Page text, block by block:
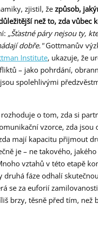
zjistil, že způsob,
než to, zda vůbec
„Šťastné páry nejsou ty,
dobře."Gottmanův
Institute, ukazuje, že
– jako pohrdání,
spolehlivými
o tom, zda si
vzorce, zda jsou
mají kapacitu přijmout
je – ne takového,
vztahů v této etapě
druhá fáze odhalí skutečnou
se za euforií
brzy, těsně před tím, než